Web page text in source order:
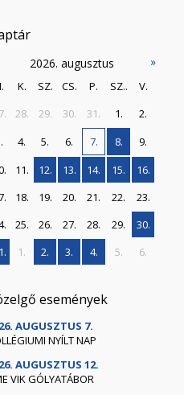
2026. augusztus »
K. SZ. CS. P. SZ..
V.
28. 29. 30. 31. 1.
2.
4. 5. 6. 7. 8.
9.
11. 12. 13. 14. 15.
16.
18. 19. 20. 21. 22.
23.
25. 26. 27. 28. 29.
30.
1. 2. 3. 4. 5. 6.
események
AUGUSZTUS 7.
NYÍLT NAP
AUGUSZTUS 12.
VIK GÓLYATÁBOR